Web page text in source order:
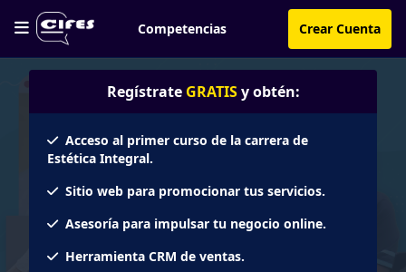
Competencias Crear Cuenta
Regístrate GRATIS y obtén:
Acceso al primer curso de la carrera de
Estética Integral.
Sitio web para promocionar tus servicios.
Asesoría para impulsar tu negocio online.
Herramienta CRM de ventas.